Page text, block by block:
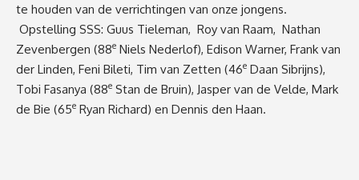
te houden van de verrichtingen van onze jongens.
Opstelling SSS: Guus Tieleman, Roy van Raam, Nathan
Zevenbergen (88e Niels Nederlof), Edison Warner, Frank van
der Linden, Feni Bileti, Tim van Zetten (46e Daan Sibrijns),
Tobi Fasanya (88e Stan de Bruin), Jasper van de Velde, Mark
de Bie (65e Ryan Richard) en Dennis den Haan.